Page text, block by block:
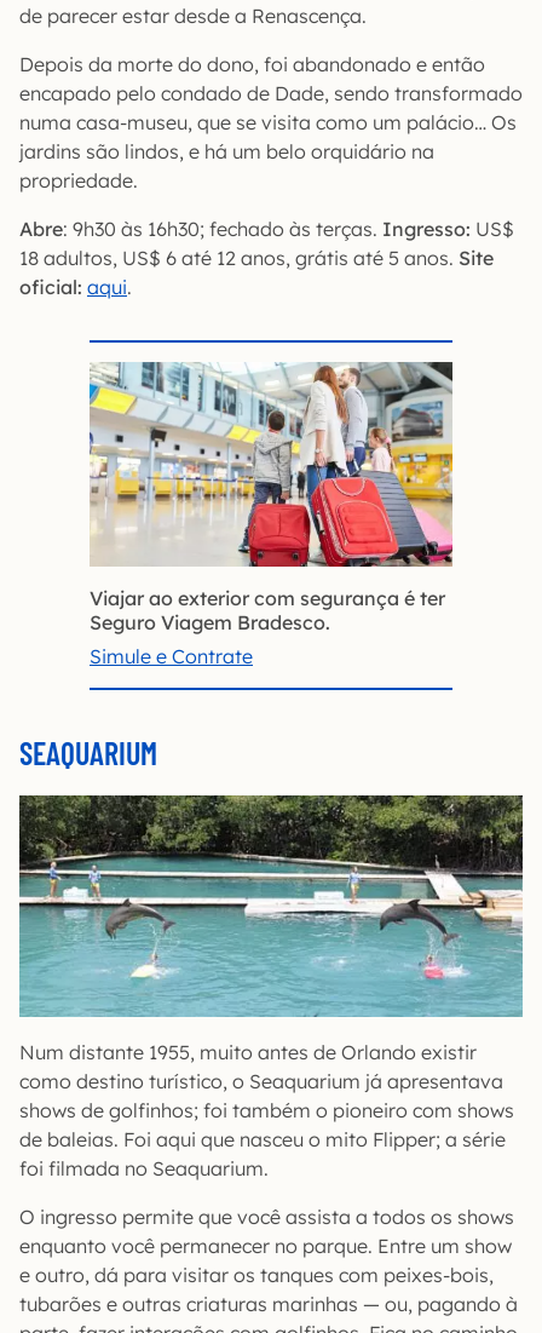
de parecer estar desde a Renascença.
Depois da morte do dono, foi abandonado e então
encapado pelo condado de Dade, sendo transformado
numa casa-museu, que se visita como um palácio… Os
jardins são lindos, e há um belo orquidário na
propriedade.
Abre: 9h30 às 16h30; fechado às terças. Ingresso: US$
18 adultos, US$ 6 até 12 anos, grátis até 5 anos. Site
oficial: aqui.
Viajar ao exterior com segurança é ter
Seguro Viagem Bradesco.
Simule e Contrate
SEAQUARIUM
Num distante 1955, muito antes de Orlando existir
como destino turístico, o Seaquarium já apresentava
shows de golfinhos; foi também o pioneiro com shows
de baleias. Foi aqui que nasceu o mito Flipper; a série
foi filmada no Seaquarium.
O ingresso permite que você assista a todos os shows
enquanto você permanecer no parque. Entre um show
e outro, dá para visitar os tanques com peixes-bois,
tubarões e outras criaturas marinhas — ou, pagando à